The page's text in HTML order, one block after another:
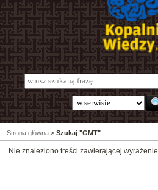
Strona główna > Szukaj "GMT"
Nie znaleziono treści zawierającej wyrażenie